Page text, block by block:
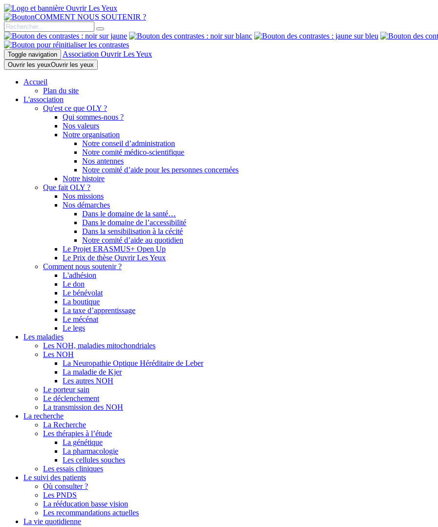
COMMENT NOUS SOUTENIR ?
Toggle navigation Association Ouvrir Les Yeux
Ouvrir les yeuxOuvrir les yeux
Accueil
Plan du site
L'association
Qu'est ce que OLY ?
Qui sommes-nous ?
Nos valeurs
Notre organisation
Notre conseil d’administration
Notre comité médico-scientifique
Nos antennes
Notre comité d’aide pour les personnes concernées
Notre histoire
Que fait OLY ?
Nos missions
Nos démarches
Dans le domaine de la santé…
Dans le domaine de l’accessibilité
Dans la sensibilisation à la cécité
Notre comité d’aide au quotidien
Le Projet ERASMUS+ Open Up
Le Prix de thèse Ouvrir Les Yeux
Comment nous soutenir ?
L'adhésion
Le don
Le bénévolat
La boutique
La taxe d’apprentissage
Le mécénat
Le legs
Les maladies
Les NOH, maladies mitochondriales
Les NOH
La Neuropathie Optique Héréditaire de Leber
La maladie de Kjer
Les autres NOH
Le porteur sain
Le déclenchement
La transmission des NOH
La recherche
La Recherche
Les thérapies à l’étude
La génétique
La pharmacologie
Les cellules souches
Les essais cliniques
Le suivi des patients
Où consulter ?
Les PNDS
La rééducation basse vision
Les recommandations actuelles
La vie quotidienne